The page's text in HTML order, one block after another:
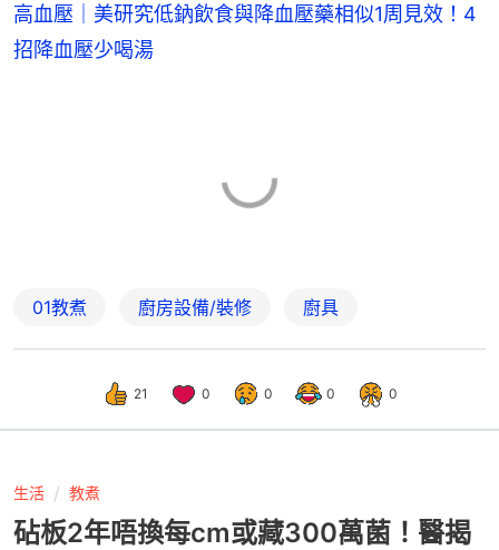
高血壓｜美研究低鈉飲食與降血壓藥相似1周見效！4
招降血壓少喝湯
01教煮 廚房設備/裝修 廚具
21 0 0 0 0
生活 教煮
砧板2年唔換每cm或藏300萬菌！醫揭